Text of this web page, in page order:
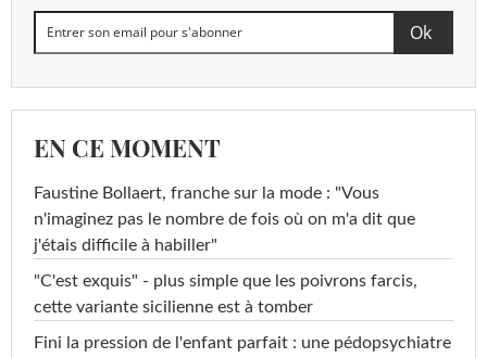
EN CE MOMENT
Faustine Bollaert, franche sur la mode : "Vous
n'imaginez pas le nombre de fois où on m'a dit que
j'étais difficile à habiller"
"C'est exquis" - plus simple que les poivrons farcis,
cette variante sicilienne est à tomber
Fini la pression de l'enfant parfait : une pédopsychiatre